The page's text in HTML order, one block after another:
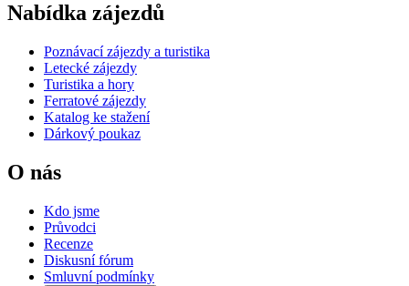
Nabídka zájezdů
Poznávací zájezdy a turistika
Letecké zájezdy
Turistika a hory
Ferratové zájezdy
Katalog ke stažení
Dárkový poukaz
O nás
Kdo jsme
Průvodci
Recenze
Diskusní fórum
Smluvní podmínky